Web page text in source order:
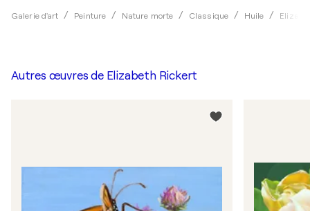
Galerie d'art Peinture Nature morte Classique Huile
Autres œuvres de Elizabeth Rickert